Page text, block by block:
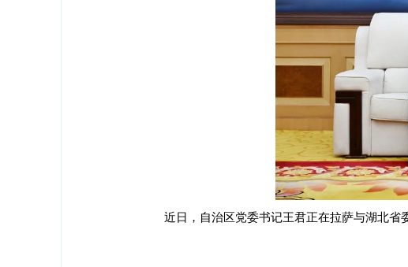
近日，自治区党委书记王君正在拉萨与湖北